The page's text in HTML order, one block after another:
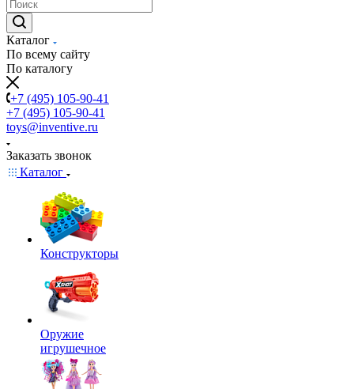
Каталог
По всему сайту
По каталогу
+7 (495) 105-90-41
+7 (495) 105-90-41
toys@inventive.ru
Заказать звонок
Каталог
Конструкторы
Оружие
игрушечное